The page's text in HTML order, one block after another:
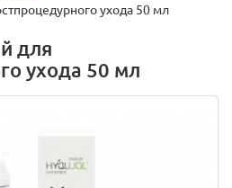
ухода 50 мл
для
ухода 50 мл